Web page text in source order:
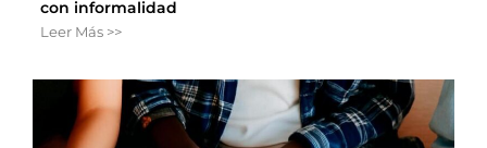
con informalidad
Leer Más >>